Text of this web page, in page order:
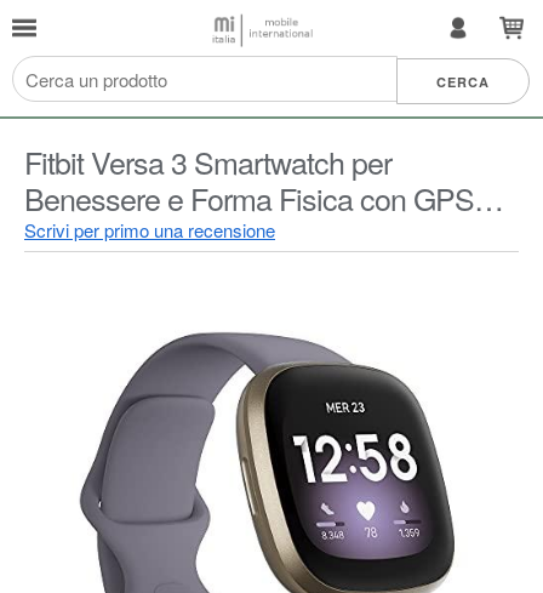
Fitbit Versa 3 Smartwatch per
Benessere e Forma Fisica con GPS
Integrato, Rilevazione Continua del
Esclusiva Amazon
Scrivi per primo una recensione